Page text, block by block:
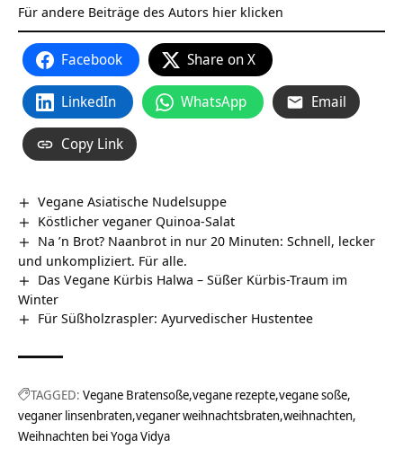
Für andere Beiträge des Autors hier klicken
Facebook Share on X
LinkedIn WhatsApp Email
Copy Link
Vegane Asiatische Nudelsuppe
Köstlicher veganer Quinoa-Salat
Na ’n Brot? Naanbrot in nur 20 Minuten: Schnell, lecker
und unkompliziert. Für alle.
Das Vegane Kürbis Halwa – Süßer Kürbis-Traum im
Winter
Für Süßholzraspler: Ayurvedischer Hustentee
TAGGED: Vegane Bratensoße vegane rezepte vegane soße
veganer linsenbraten veganer weihnachtsbraten weihnachten
Weihnachten bei Yoga Vidya